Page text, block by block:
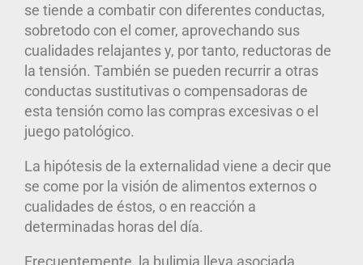
se tiende a combatir con diferentes conductas,
sobretodo con el comer, aprovechando sus
cualidades relajantes y, por tanto, reductoras de
la tensión. También se pueden recurrir a otras
conductas sustitutivas o compensadoras de
esta tensión como las compras excesivas o el
juego patológico.
La hipótesis de la externalidad viene a decir que
se come por la visión de alimentos externos o
cualidades de éstos, o en reacción a
determinadas horas del día.
Frecuentemente, la bulimia lleva asociada